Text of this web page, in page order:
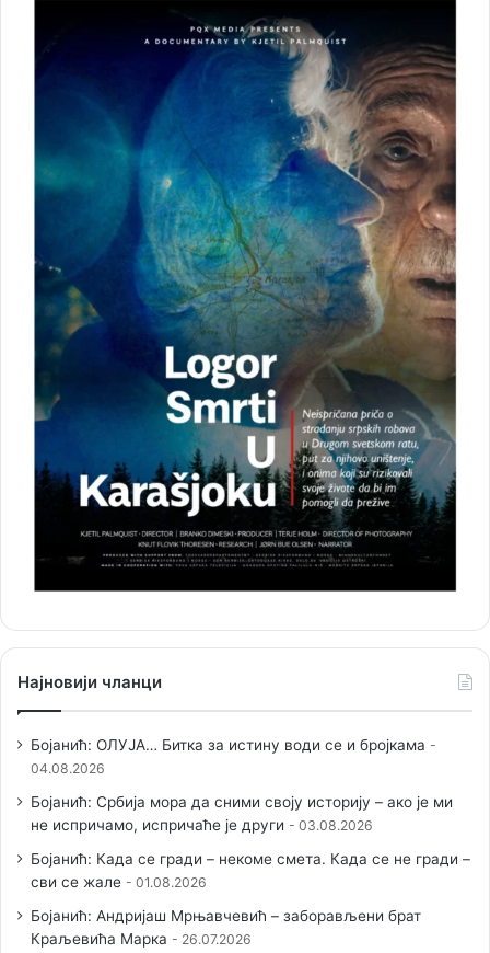
Најновији чланци
Бојанић: ОЛУЈА… Битка за истину води се и бројкама
04.08.2026
Бојанић: Србија мора да сними своју историју – ако је ми
не испричамо, испричаће је други
03.08.2026
Бојанић: Када се гради – некоме смета. Када се не гради –
сви се жале
01.08.2026
Бојанић: Андријаш Мрњавчевић – заборављени брат
Краљевића Марка
26.07.2026